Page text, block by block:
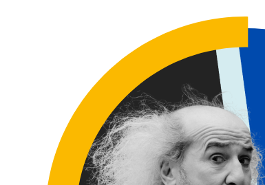
d’une